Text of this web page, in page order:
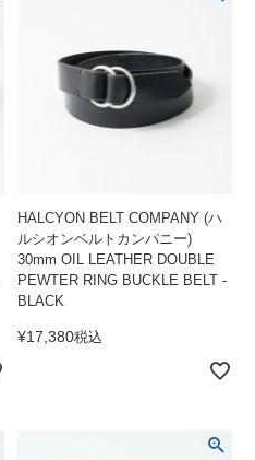
HALCYON BELT COMPANY (ハ
ルシオンベルトカンパニー)
30mm OIL LEATHER DOUBLE
PEWTER RING BUCKLE BELT -
BLACK
¥17,380税込